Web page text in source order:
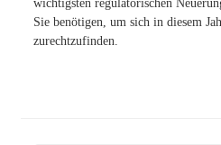
wichtigsten regulatorischen
Sie benötigen, um sich in diesem
zurechtzufinden.